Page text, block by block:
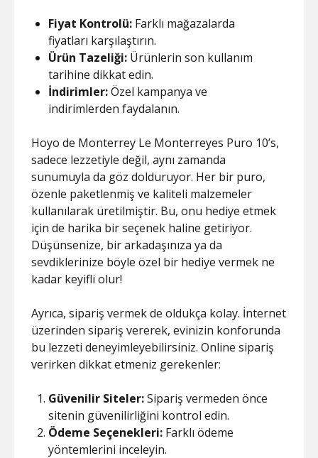
Fiyat Kontrolü: Farklı mağazalarda
fiyatları karşılaştırın.
Ürün Tazeliği: Ürünlerin son kullanım
tarihine dikkat edin.
İndirimler:Özel kampanya ve
indirimlerden faydalanın.
Hoyo de Monterrey Le Monterreyes Puro 10’s,
sadece lezzetiyle değil, aynı zamanda
sunumuyla da göz dolduruyor. Her bir puro,
özenle paketlenmiş ve kaliteli malzemeler
kullanılarak üretilmiştir. Bu, onu hediye etmek
için de harika bir seçenek haline getiriyor.
Düşünsenize, bir arkadaşınıza ya da
sevdiklerinize böyle özel bir hediye vermek ne
kadar keyifli olur!
Ayrıca, sipariş vermek de oldukça kolay. İnternet
üzerinden sipariş vererek, evinizin konforunda
bu lezzeti deneyimleyebilirsiniz. Online sipariş
verirken dikkat etmeniz gerekenler:
Güvenilir Siteler:Sipariş vermeden önce
sitenin güvenilirliğini kontrol edin.
Ödeme Seçenekleri: Farklı ödeme
yöntemlerini inceleyin.